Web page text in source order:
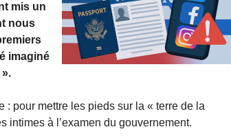
mis un
nous
imaginé
: pour mettre les pieds sur la « terre de la
intimes à l’examen du gouvernement.